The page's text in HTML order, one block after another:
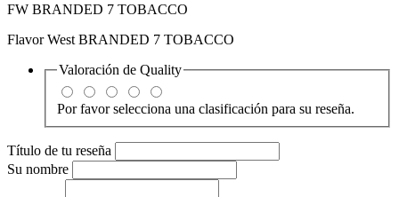
FW BRANDED 7 TOBACCO
Flavor West BRANDED 7 TOBACCO
Valoración de Quality
Por favor selecciona una clasificación para su reseña.
Título de tu reseña
Su nombre